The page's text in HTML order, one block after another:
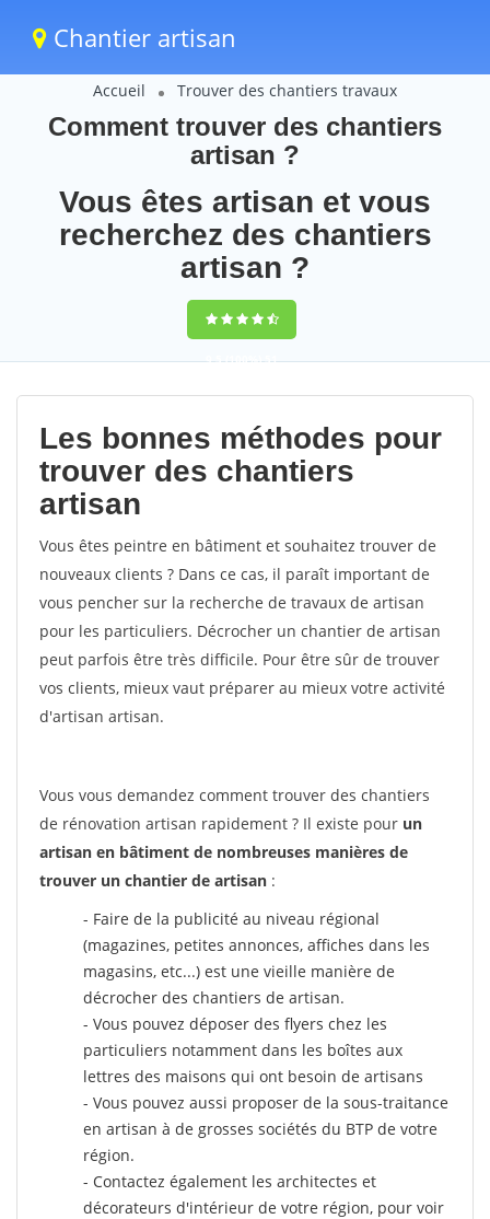
Chantier artisan
Accueil Trouver des chantiers travaux
Comment trouver des chantiers
artisan ?
Vous êtes artisan et vous
recherchez des chantiers
artisan ?
9,5(100%)51
votes
Les bonnes méthodes pour
trouver des chantiers
artisan
Vous êtes peintre en bâtiment et souhaitez trouver de
nouveaux clients ? Dans ce cas, il paraît important de
vous pencher sur la recherche de travaux de artisan
pour les particuliers. Décrocher un chantier de artisan
peut parfois être très difficile. Pour être sûr de trouver
vos clients, mieux vaut préparer au mieux votre activité
d'artisan artisan.
Vous vous demandez comment trouver des chantiers
de rénovation artisan rapidement ? Il existe pour un
artisan en bâtiment de nombreuses manières de
trouver un chantier de artisan :
- Faire de la publicité au niveau régional
(magazines, petites annonces, affiches dans les
magasins, etc...) est une vieille manière de
décrocher des chantiers de artisan.
- Vous pouvez déposer des flyers chez les
particuliers notamment dans les boîtes aux
lettres des maisons qui ont besoin de artisans
- Vous pouvez aussi proposer de la sous-traitance
en artisan à de grosses sociétés du BTP de votre
région.
- Contactez également les architectes et
décorateurs d'intérieur de votre région, pour voir